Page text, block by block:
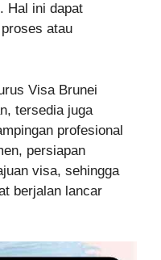
Hal ini dapat
atau
Visa Brunei
tersedia juga
profesional
persiapan
visa, sehingga
berjalan lancar